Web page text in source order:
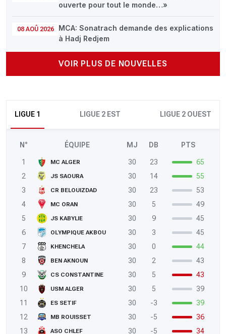
ouverte pour tout le monde…»
08 AOÛ 2026
MCA: Sonatrach demande des explications
à Hadj Redjem
VOIR PLUS DE NOUVELLES
LIGUE 1 LIGUE 2 EST LIGUE 2 OUEST
N° ÉQUIPE MJ DB PTS
1 MC ALGER 30 23
65
2
JS SAOURA 30 14
55
3
CR BELOUIZDAD 30 23
53
4
MC ORAN 30 5
49
5
JS KABYLIE 30 9
45
6
OLYMPIQUE AKBOU 30 3
45
7
KHENCHELA 30 0
44
8
BEN AKNOUN 30 2
43
9
CS CONSTANTINE 30 5
43
10
USM ALGER 30 5
39
11
ES SETIF 30 -3
39
12
MB ROUISSET 30 -5
36
13
ASO CHLEF 30 -5 34